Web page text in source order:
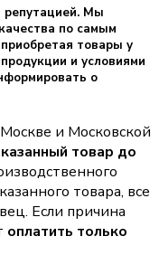
репутацией. Мы
по самым
товары у
и условиями
о
и Московской
товар до
товара, все
Если причина
оплатить только